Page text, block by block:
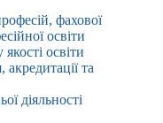
фахової
освіти
освіти
акредитації та
діяльності